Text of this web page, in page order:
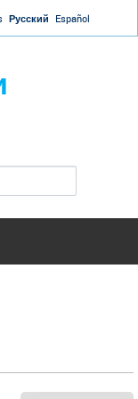
Русский Español